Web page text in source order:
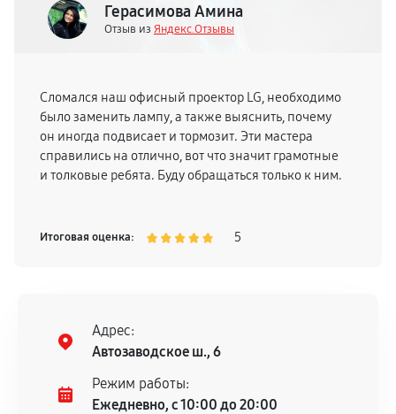
Герасимова Амина
Отзыв из Яндекс.Отзывы
Сломался наш офисный проектор LG, необходимо
было заменить лампу, а также выяснить, почему
он иногда подвисает и тормозит. Эти мастера
справились на отлично, вот что значит грамотные
и толковые ребята. Буду обращаться только к ним.
Итоговая оценка: 5
Адрес:
Автозаводское ш., 6
Режим работы:
Ежедневно, с 10:00 до 20:00